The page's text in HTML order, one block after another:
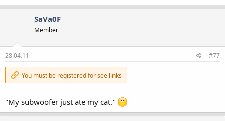
SaVa0F
Member
28.04.11 #77
You must be registered for see links
"My subwoofer just ate my cat."